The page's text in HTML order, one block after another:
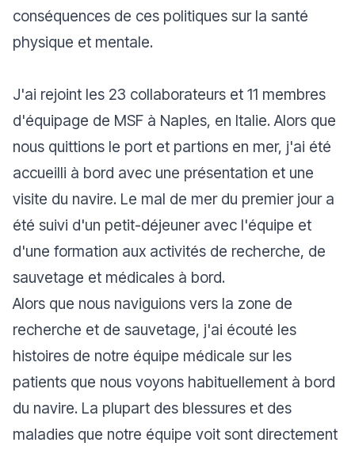
conséquences de ces politiques sur la santé
physique et mentale.
J'ai rejoint les 23 collaborateurs et 11 membres
d'équipage de MSF à Naples, en Italie. Alors que
nous quittions le port et partions en mer, j'ai été
accueilli à bord avec une présentation et une
visite du navire. Le mal de mer du premier jour a
été suivi d'un petit-déjeuner avec l'équipe et
d'une formation aux activités de recherche, de
sauvetage et médicales à bord.
Alors que nous naviguions vers la zone de
recherche et de sauvetage, j'ai écouté les
histoires de notre équipe médicale sur les
patients que nous voyons habituellement à bord
du navire. La plupart des blessures et des
maladies que notre équipe voit sont directement